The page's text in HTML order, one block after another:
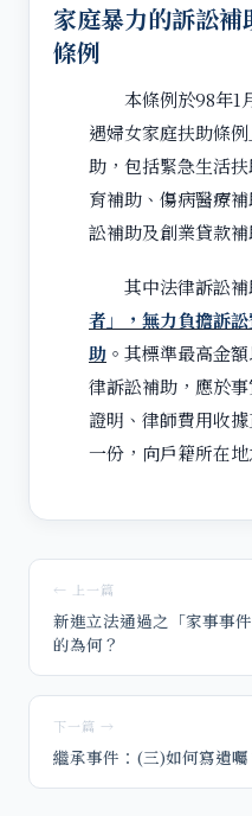
家庭暴力的訴訟
條例
本條例於98年1
遇婦女家庭扶助條
助，包括緊急生活
育補助、傷病醫療
訟補助及創業貸款補
其中法律訴訟補
者」，無力負擔訴
助 。其標準最高金
律訴訟補助，應於
證明、律師費用收
一份，向戶籍所在
← 上一篇
新進立法通過之「家事事
的為何？
下一篇 →
繼承事件：(三)如何寫遺